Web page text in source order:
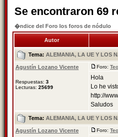
Se encontraron 69
�ndice del Foro los foros de nódulo
Autor
Tema: ALEMANIA, LA UE Y LOS
Agustín Lozano Vicente
Respuestas: 3
Lecturas: 25699
Foro:
Hola
Lo he
http://
Saludos
Tema: ALEMANIA, LA UE Y LOS
Agustín Lozano Vicente Foro: